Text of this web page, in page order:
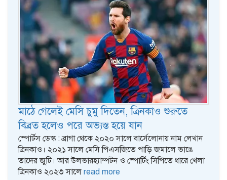
মাঠে গেলেই মেসি চুমু দিতেন, ত্রিনকাও শুরুতে
বিব্রত হলেও পরে অভ্যস্ত হয়ে যান
স্পোর্টস ডেস্ক : ব্রাগা থেকে ২০২০ সালে বার্সেলোনায় নাম লেখান
ত্রিনকাও। ২০২১ সালে মেসি পিএসজিতে পাড়ি জমালে ভাঙে
তাদের জুটি। আর উলভারহ্যাম্পটন ও স্পোর্টিং সিপিতে ধারে খেলা
ত্রিনকাও ২০২৩ সালে read more